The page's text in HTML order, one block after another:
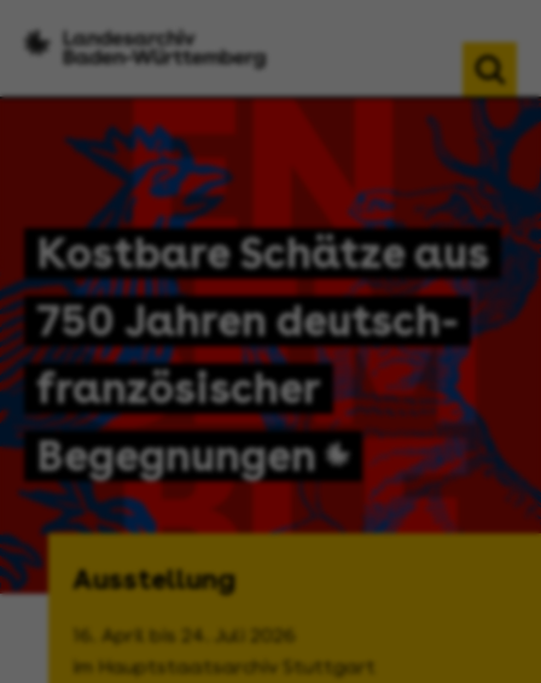
Kostbare Schätze aus
750 Jahren deutsch-
französischer
Begegnungen
Ausstellung
16. April bis 24. Juli 2026
im Hauptstaatsarchiv Stuttgart